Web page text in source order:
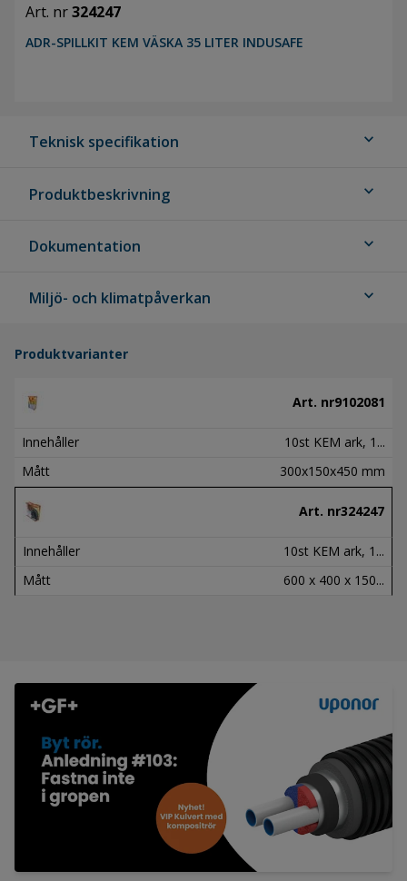
Art. nr324247
ADR-SPILLKIT KEM VÄSKA 35 LITER INDUSAFE
Teknisk specifikation expand_more
Produktbeskrivning expand_more
Dokumentation expand_more
Miljö- och klimatpåverkan expand_more
Produktvarianter
Art. nr9102081
Innehåller
10st KEM ark, 1...
Mått
300x150x450 mm
Art. nr324247
Innehåller
10st KEM ark, 1...
Mått
600 x 400 x 150...